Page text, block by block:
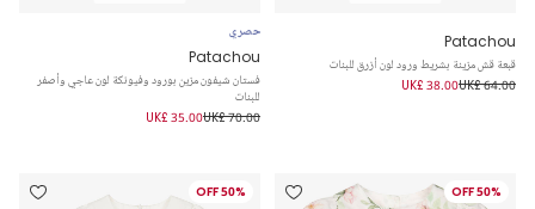
Patachou
قبعة قش مزينة بشريط ورود لون أزرق للبنات
UK£ 64.00
UK£ 38.00
حصري
Patachou
فستان شيفون مزين بورود وفيونكة لون عاجي وأصفر
للبنات
UK£ 70.00
UK£ 35.00
50% OFF
50% OFF